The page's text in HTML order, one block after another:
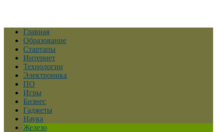
Главная
Образование
Стартапы
Интернет
Технологии
Электроника
ПО
Игры
Бизнес
Гаджеты
Наука
Железо